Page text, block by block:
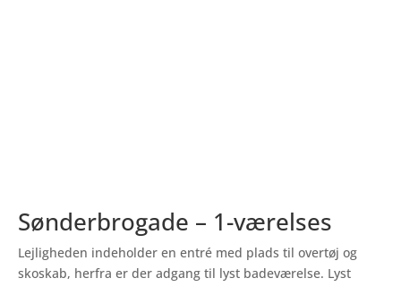
Sønderbrogade – 1-værelses
Lejligheden indeholder en entré med plads til overtøj og
skoskab, herfra er der adgang til lyst badeværelse. Lyst